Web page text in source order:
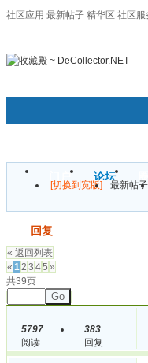
社区应用 最新帖子 精华区 社区服
门户 论坛
[切换到宽版] 最新帖子
回复
« 返回列表
« 12 3 45 »
共39页
Go
5797
阅读
383
回复